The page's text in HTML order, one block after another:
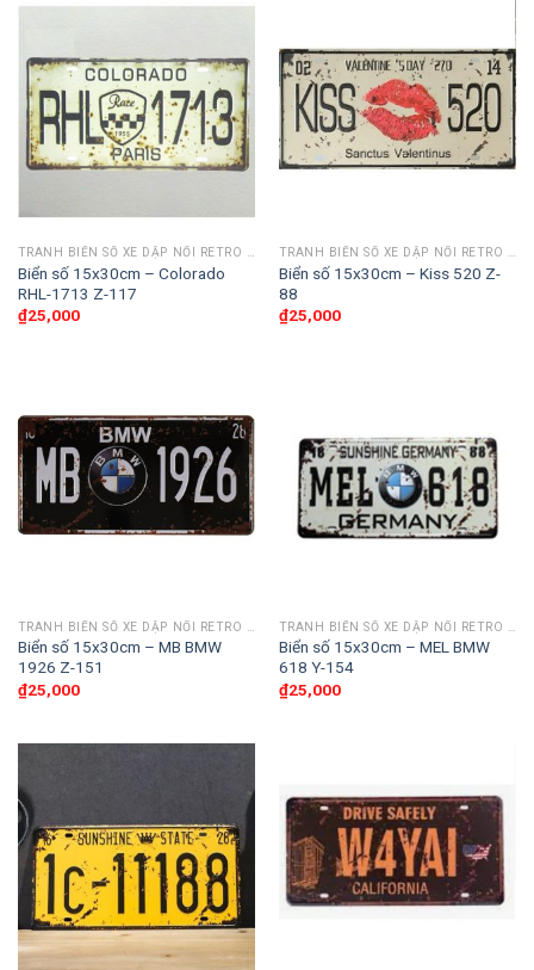
Biển số 15x30cm – Colorado
RHL-1713 Z-117
₫25,000
Biển số 15x30cm – Kiss 520 Z-
88
₫25,000
Biển số 15x30cm – MB BMW
1926 Z-151
₫25,000
Biển số 15x30cm – MEL BMW
618 Y-154
₫25,000